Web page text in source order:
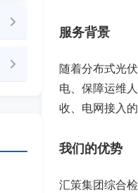
服务背景
随着分布式光
电、保障运维
收、电网接入
我们的优势
汇策集团综合